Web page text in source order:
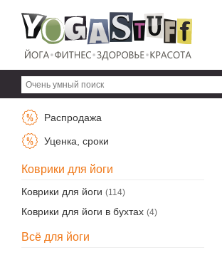
Распродажа
Уценка, сроки
Коврики для йоги
Коврики для йоги (114)
Коврики для йоги в бухтах (4)
Всё для йоги